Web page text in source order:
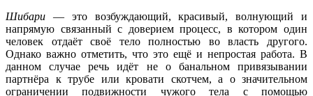
Шибари — это возбуждающий, красивый, волнующий и
напрямую связанный с доверием процесс, в котором один
человек отдаёт своё тело полностью во власть другого.
Однако важно отметить, что это ещё и непростая работа. В
данном случае речь идёт не о банальном привязывании
партнёра к трубе или кровати скотчем, а о значительном
ограничении подвижности чужого тела с помощью